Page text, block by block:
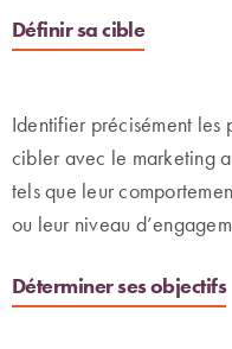
Définir sa cible
Identifier précisément les
cibler avec le marketing
tels que leur
ou leur niveau
Déterminer ses objectifs